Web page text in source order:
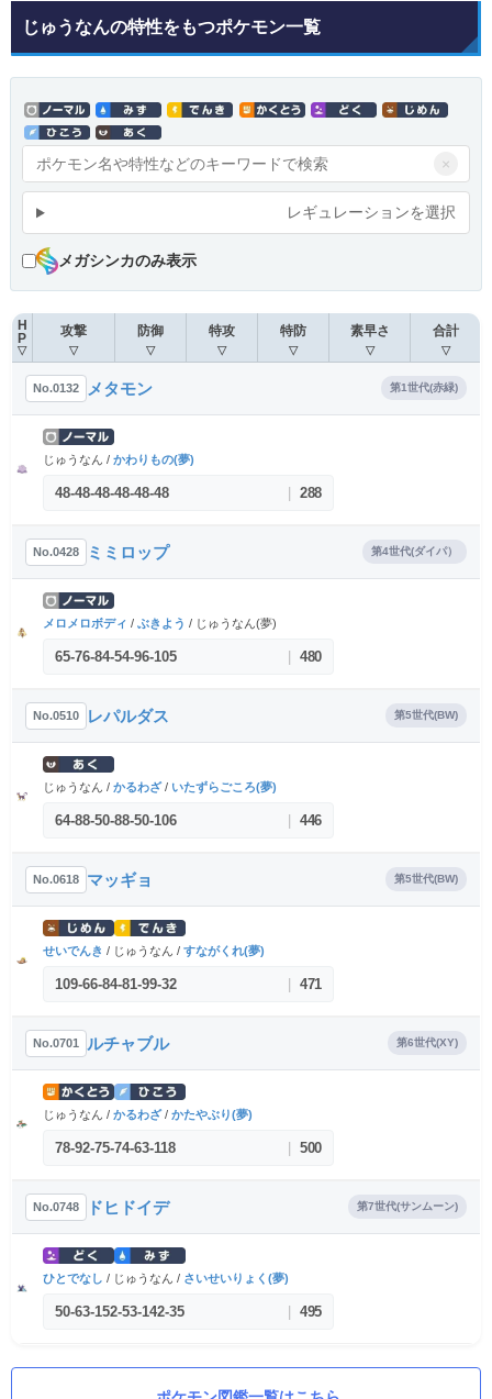
じゅうなんの特性をもつポケモン一覧
×
レギュレーションを選択
メガシンカのみ表示
H
P
▽
攻撃
▽
防御
▽
特攻
▽
特防
▽
素早さ
▽
合計
▽
No.0132 メタモン 第1世代(赤緑)
じゅうなん / かわりもの(夢)
48-48-48-48-48-48 | 288
No.0428 ミミロップ 第4世代(ダイパ）
メロメロボディ / ぶきよう / じゅうなん(夢)
65-76-84-54-96-105 | 480
No.0510 レパルダス 第5世代(BW)
じゅうなん / かるわざ/ いたずらごころ(夢)
64-88-50-88-50-106 | 446
No.0618 マッギョ 第5世代(BW)
せいでんき / じゅうなん / すながくれ(夢)
109-66-84-81-99-32 | 471
No.0701 ルチャブル 第6世代(XY)
じゅうなん / かるわざ/ かたやぶり(夢)
78-92-75-74-63-118 | 500
No.0748 ドヒドイデ 第7世代(サンムーン)
ひとでなし / じゅうなん / さいせいりょく(夢)
50-63-152-53-142-35 | 495